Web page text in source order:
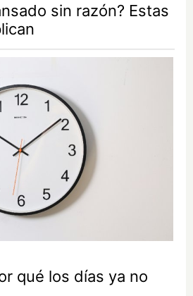
sin razón? Estas
qué los días ya no